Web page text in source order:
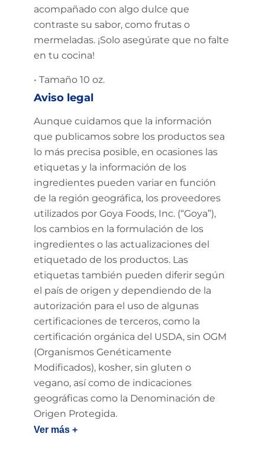
acompañado con algo dulce que
contraste su sabor, como frutas o
mermeladas. ¡Solo asegúrate que no falte
en tu cocina!
• Tamaño 10 oz.
Aviso legal
Aunque cuidamos que la información
que publicamos sobre los productos sea
lo más precisa posible, en ocasiones las
etiquetas y la información de los
ingredientes pueden variar en función
de la región geográfica, los proveedores
utilizados por Goya Foods, Inc. (“Goya”),
los cambios en la formulación de los
ingredientes o las actualizaciones del
etiquetado de los productos. Las
etiquetas también pueden diferir según
el país de origen y dependiendo de la
autorización para el uso de algunas
certificaciones de terceros, como la
certificación orgánica del USDA, sin OGM
(Organismos Genéticamente
Modificados), kosher, sin gluten o
vegano, así como de indicaciones
geográficas como la Denominación de
Origen Protegida.
Ver más +